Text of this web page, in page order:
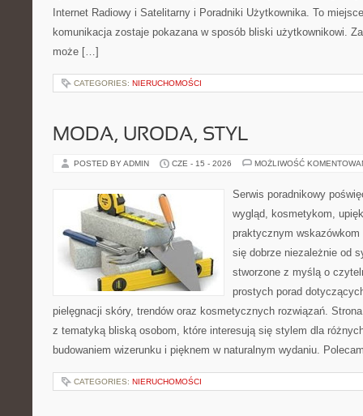
Internet Radiowy i Satelitarny i Poradniki Użytkownika. To
komunikacja zostaje pokazana w sposób bliski użytkownikowi.
może […]
CATEGORIES: NIERUCHOMOŚCI
MODA, URODA, STYL
POSTED BY ADMIN CZE - 15 - 2026 MOŻLIWOŚĆ
Serwis poradnikowy
wygląd, kosmetykom,
praktycznym
się dobrze niezależnie od
stworzone z myślą o
prostych porad
pielęgnacji skóry, trendów oraz kosmetycznych rozwiązań.
z tematyką bliską osobom, które interesują się stylem dla
budowaniem wizerunku i pięknem w naturalnym wydaniu.
CATEGORIES: NIERUCHOMOŚCI